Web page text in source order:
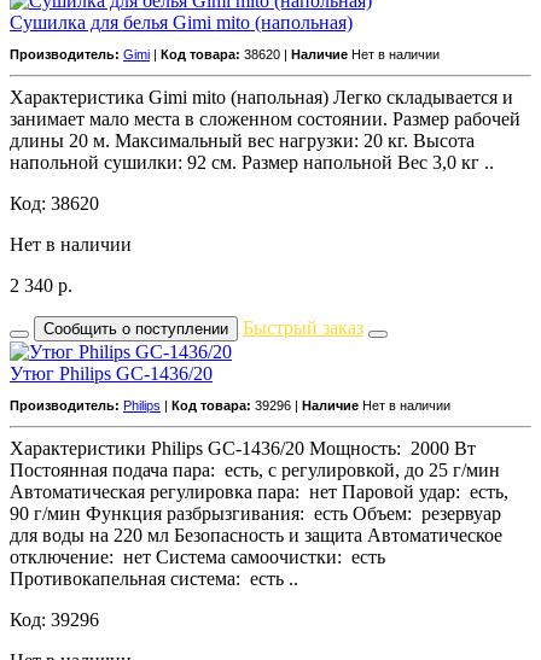
Сушилка для белья Gimi mito (напольная)
Производитель: Gimi | Код товара: 38620 | Наличие Нет в наличии
Характеристика Gimi mito (напольная) Легко складывается и
занимает мало места в сложенном состоянии. Размер рабочей
длины 20 м. Максимальный вес нагрузки: 20 кг. Высота
напольной сушилки: 92 см. Размер напольной Вес 3,0 кг ..
Код: 38620
Нет в наличии
2 340 р.
Сообщить о поступлении Быстрый заказ
Утюг Philips GC-1436/20
Производитель: Philips | Код товара: 39296 | Наличие Нет в наличии
Характеристики Philips GC-1436/20 Мощность: 2000 Вт
Постоянная подача пара: есть, с регулировкой, до 25 г/мин
Автоматическая регулировка пара: нет Паровой удар: есть,
90 г/мин Функция разбрызгивания: есть Объем: резервуар
для воды на 220 мл Безопасность и защита Автоматическое
отключение: нет Система самоочистки: есть
Противокапельная система: есть ..
Код: 39296